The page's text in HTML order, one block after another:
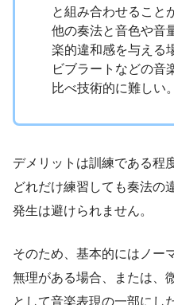
と組み合わせること
他の奏法と音色や音
楽的違和感を与える
ビブラートなどの音
比べ技術的に難しい。
デメリットは訓練である程
どれだけ練習しても奏法の
発生は避けられません。
そのため、基本的にはノー
無理がある場合、または、
として音楽表現の一部にし